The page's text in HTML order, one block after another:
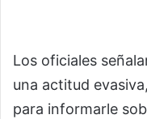
Los oficiales
una actitud
para informarle